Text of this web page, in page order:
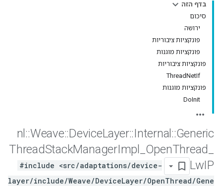
בדף הזה
סיכום
ירושה
פונקציות ציבוריות
פונקציות מוגנות
פונקציות ציבוריות
ThreadNetIf
פונקציות מוגנות
DoInit
nl ::Weave::DeviceLayer::Internal ::Generic
ThreadStackManagerImpl OpenThread
LwIP
#include <src/adaptations/device-
layer/include/Weave/DeviceLayer/OpenThread/Gene